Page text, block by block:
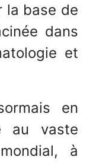
la base de
dans
et
en
au vaste
à